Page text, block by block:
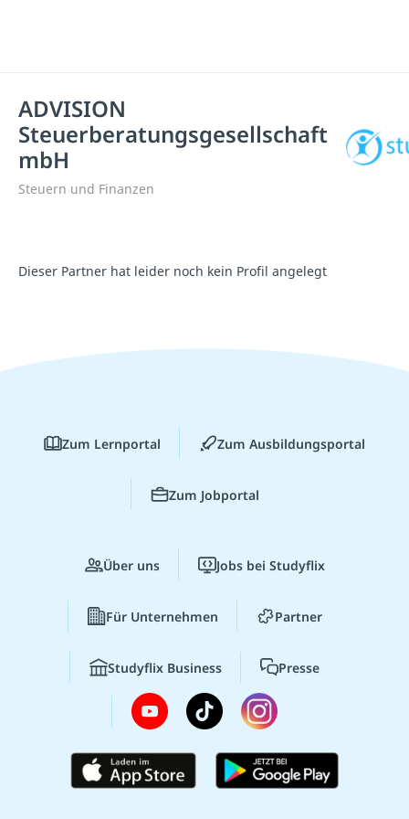
ADVISION
Steuerberatungsgesellschaft
mbH
Steuern und Finanzen
Dieser Partner hat leider noch kein Profil angelegt
Zum Lernportal Zum Ausbildungsportal
Zum Jobportal
Über uns Jobs bei Studyflix
Für Unternehmen Partner
Studyflix Business Presse